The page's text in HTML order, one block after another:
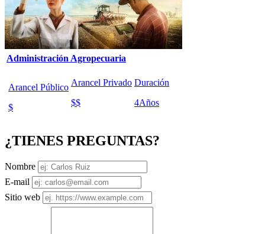
Administración Agropecuaria
Arancel Público
$
Arancel Privado
$$
Duración
4Años
¿TIENES PREGUNTAS?
Nombre
E-mail
Sitio web